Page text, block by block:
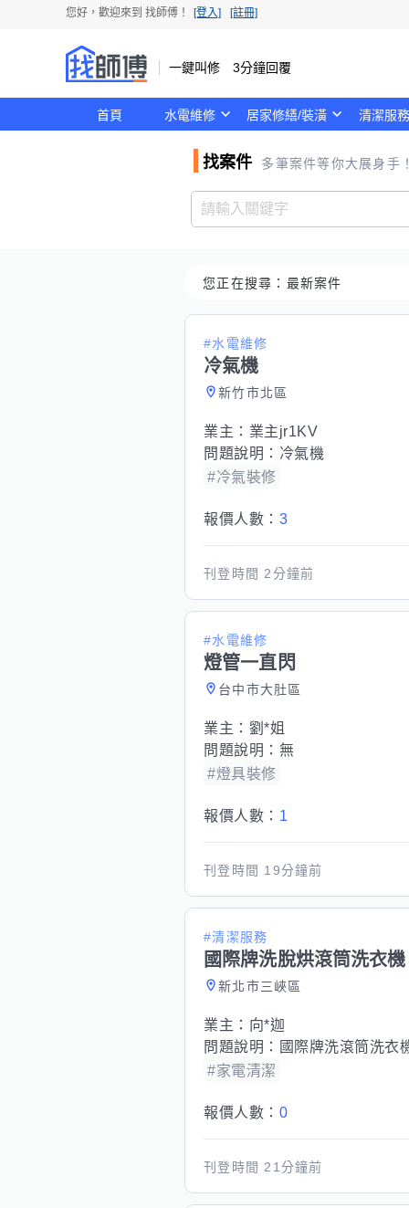
您好，歡迎來到 找師傅 ！ [登入] [註冊]
一鍵叫修 3分鐘回覆
首頁 水電維修 居家修繕/裝潢 清潔服務
找案件 多筆案件等你大展身手
您正在搜尋： 最新案件
#水電維修
冷氣機
新竹市北區
業主： 業主jr1KV
問題說明： 冷氣機
#冷氣裝修
報價人數： 3
刊登時間 2分鐘前
#水電維修
燈管一直閃
台中市大肚區
業主： 劉*姐
問題說明： 無
#燈具裝修
報價人數： 1
刊登時間 19分鐘前
#清潔服務
國際牌洗脫烘滾筒洗衣機
新北市三峽區
業主： 向*迦
問題說明：
國際牌洗滾筒洗衣
#家電清潔
報價人數： 0
刊登時間 21分鐘前